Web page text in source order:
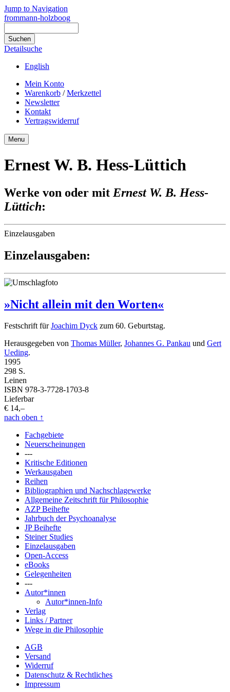
Jump to Navigation
frommann-holzboog
Detailsuche
English
Mein Konto
Warenkorb /Merkzettel
Newsletter
Kontakt
Vertragswiderruf
Menu
Ernest W. B. Hess-Lüttich
Werke von oder mit Ernest W. B. Hess-
Lüttich:
Einzelausgaben
Einzelausgaben:
»Nicht allein mit den Worten«
Festschrift fürJoachim Dyck zum 60. Geburtstag.
Herausgegeben von Thomas Müller, Johannes G. Pankau und Gert
Ueding.
1995
298 S.
Leinen
ISBN 978-3-7728-1703-8
Lieferbar
€ 14,–
nach oben ↑
Fachgebiete
Neuerscheinungen
---
Kritische Editionen
Werkausgaben
Reihen
Bibliographien und Nachschlagewerke
Allgemeine Zeitschrift für Philosophie
AZP Beihefte
Jahrbuch der Psychoanalyse
JP Beihefte
Steiner Studies
Einzelausgaben
Open-Access
eBooks
Gelegenheiten
---
Autor*innen
Autor*innen-Info
Verlag
Links / Partner
Wege in die Philosophie
AGB
Versand
Widerruf
Datenschutz & Rechtliches
Impressum